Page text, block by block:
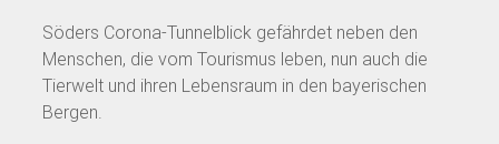
Söders Corona-Tunnelblick gefährdet neben den
Menschen, die vom Tourismus leben, nun auch die
Tierwelt und ihren Lebensraum in den bayerischen
Bergen.